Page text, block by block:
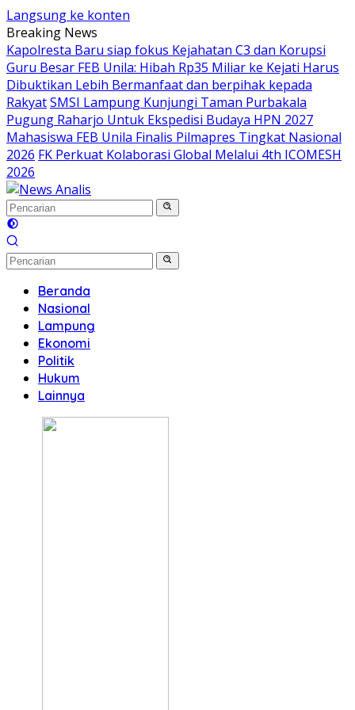
Langsung ke konten
Breaking News
Kapolresta Baru siap fokus Kejahatan C3 dan Korupsi
Guru Besar FEB Unila: Hibah Rp35 Miliar ke Kejati Harus
Dibuktikan Lebih Bermanfaat dan berpihak kepada
RakyatSMSI Lampung Kunjungi Taman Purbakala
Pugung Raharjo Untuk Ekspedisi Budaya HPN 2027
Mahasiswa FEB Unila Finalis Pilmapres Tingkat Nasional
2026 FK Perkuat Kolaborasi Global Melalui 4th ICOMESH
2026
Beranda
Nasional
Lampung
Ekonomi
Politik
Hukum
Lainnya